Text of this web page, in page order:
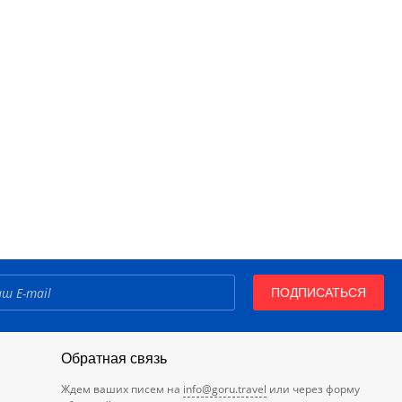
ПОДПИСАТЬСЯ
Обратная связь
Ждем ваших писем на info@goru.travel или через форму